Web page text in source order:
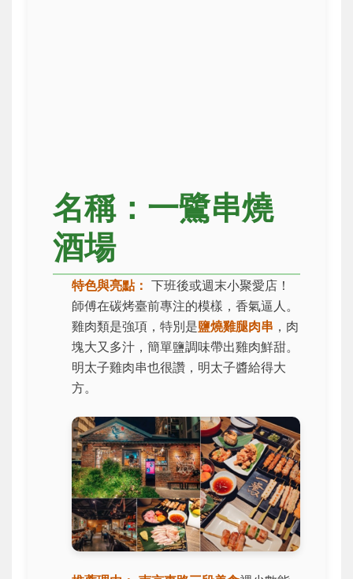
名稱：一鷺串燒
酒場
特色與亮點： 下班後或週末小聚愛店！
師傅在碳烤臺前專注的模樣，香氣逼人。
雞肉類是強項，特別是鹽燒雞腿肉串 ，肉
塊大又多汁，簡單鹽調味帶出雞肉鮮甜。
明太子雞肉串也很讚，明太子醬給得大
方。